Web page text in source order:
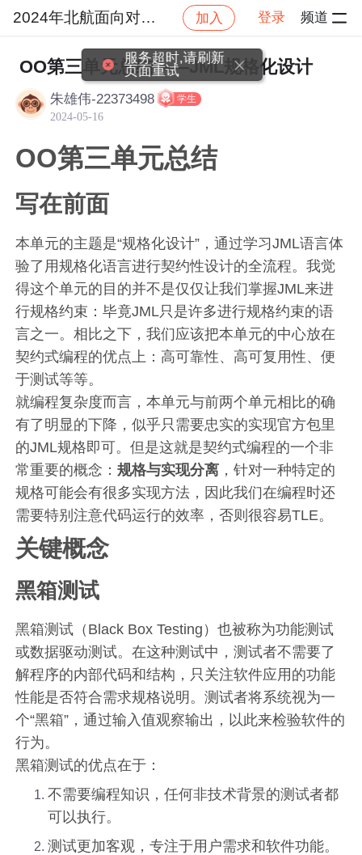
2024年北航面向对象设计与构造 加入 登录 频道
社区 2024年北航面向对象设计与构造 作业提交
OO第三单元总结——JML规格化设计
朱雄伟-22373498 学生
2024-05-16
OO第三单元总结
写在前面
本单元的主题是“规格化设计”，通过学习JML语言体
验了用规格化语言进行契约性设计的全流程。我觉
得这个单元的目的并不是仅仅让我们掌握JML来进
行规格约束：毕竟JML只是许多进行规格约束的语
言之一。相比之下，我们应该把本单元的中心放在
契约式编程的优点上：高可靠性、高可复用性、便
于测试等等。
就编程复杂度而言，本单元与前两个单元相比的确
有了明显的下降，似乎只需要忠实的实现官方包里
的JML规格即可。但是这就是契约式编程的一个非
常重要的概念：规格与实现分离 ，针对一种特定的
规格可能会有很多实现方法，因此我们在编程时还
需要特别注意代码运行的效率，否则很容易TLE。
关键概念
黑箱测试
黑箱测试（Black Box Testing）也被称为功能测试
或数据驱动测试。在这种测试中，测试者不需要了
解程序的内部代码和结构，只关注软件应用的功能
性能是否符合需求规格说明。测试者将系统视为一
个“黑箱”，通过输入值观察输出，以此来检验软件的
行为。
黑箱测试的优点在于：
不需要编程知识，任何非技术背景的测试者都
可以执行。
测试更加客观，专注于用户需求和软件功能。